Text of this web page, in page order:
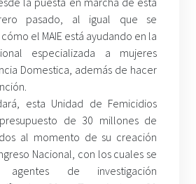
pasado, al igual que se
el MAIE está ayudando en la
especializada a mujeres
Domestica, además de hacer
esta Unidad de Femicidios
de 30 millones de
al momento de su creación
Nacional, con los cuales se
agentes de investigación